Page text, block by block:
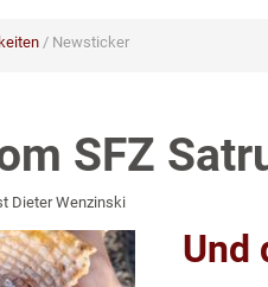
Newsticker
SFZ
Dieter Wenzinski
Und